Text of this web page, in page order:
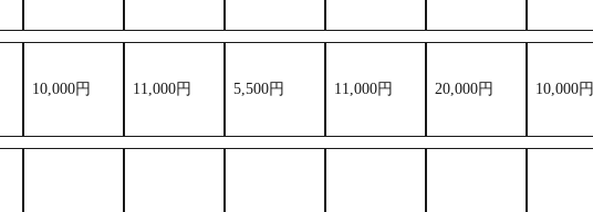
10,000円 11,000円 5,500円 11,000円 20,000円 10,000円